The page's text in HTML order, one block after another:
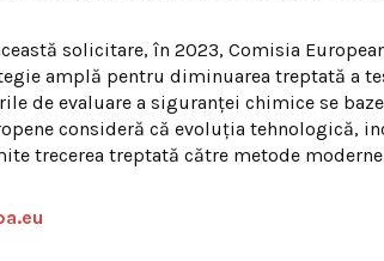
solicitare, în 2023, Comisia
amplă pentru diminuarea treptată a
de evaluare a siguranței chimice se
consideră că evoluția tehnologică,
trecerea treptată către metode